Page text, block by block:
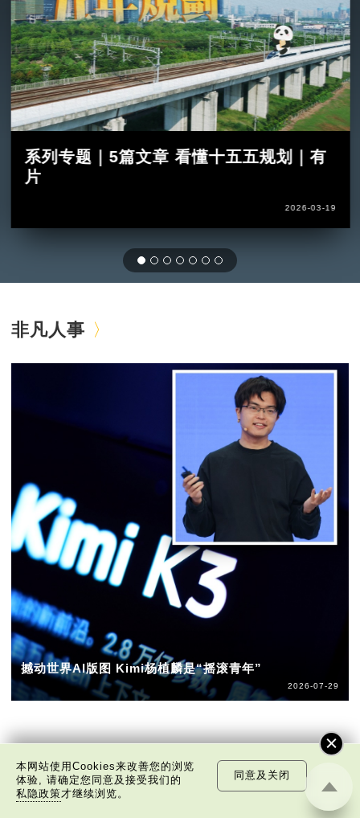
系列专题｜5篇文章 看懂十五五规划｜有
片
2026-03-19
非凡人事
撼动世界AI版图 Kimi杨植麟是“摇滚青年”
2026-07-29
本网站使用Cookies来改善您的浏览
体验, 请确定您同意及接受我们的
私隐政策才继续浏览。
同意及关闭